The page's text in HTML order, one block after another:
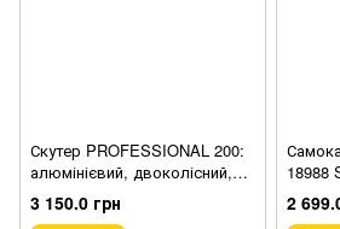
Скутер PROFESSIONAL 200:
алюмінієвий, двоколісний,
максимальна
вантажопідйомність 100 кг
3 150.0 грн
18988
PU
2